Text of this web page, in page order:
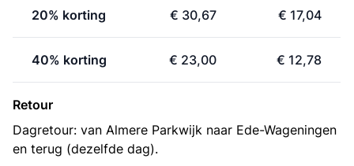
20% korting € 30,67 € 17,04
40% korting € 23,00 € 12,78
Retour
Dagretour: van Almere Parkwijk naar Ede-Wageningen
en terug (dezelfde dag).